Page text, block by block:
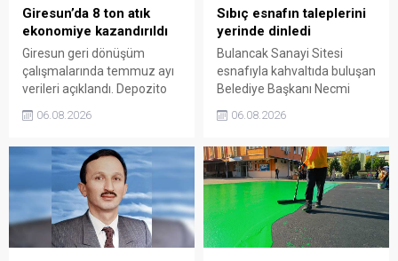
Giresun’da 8 ton atık
ekonomiye kazandırıldı
Giresun geri dönüşüm
çalışmalarında temmuz ayı
verileri açıklandı. Depozito
uygulamasına destek veren
ambalajın çöpe gitmesini
06.08.2026
Sıbıç esnafın taleplerini
yerinde dinledi
Bulancak Sanayi Sitesi
esnafıyla kahvaltıda buluşan
Belediye Başkanı Necmi
planlanan çalışmaları
da yaşadığı sorunları ve
beklentilerini doğrudan
Başkan Sıbıç’a aktardı.
06.08.2026